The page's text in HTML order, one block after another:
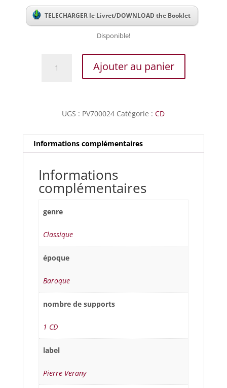
TELECHARGER le Livret/DOWNLOAD the Booklet
Disponible!
Musiche
Concertate...
Ajouter au panier
UGS : PV700024 Catégorie :CD
Informations complémentaires
Informations
complémentaires
genre
Classique
époque
Baroque
nombre de supports
1 CD
label
Pierre Verany